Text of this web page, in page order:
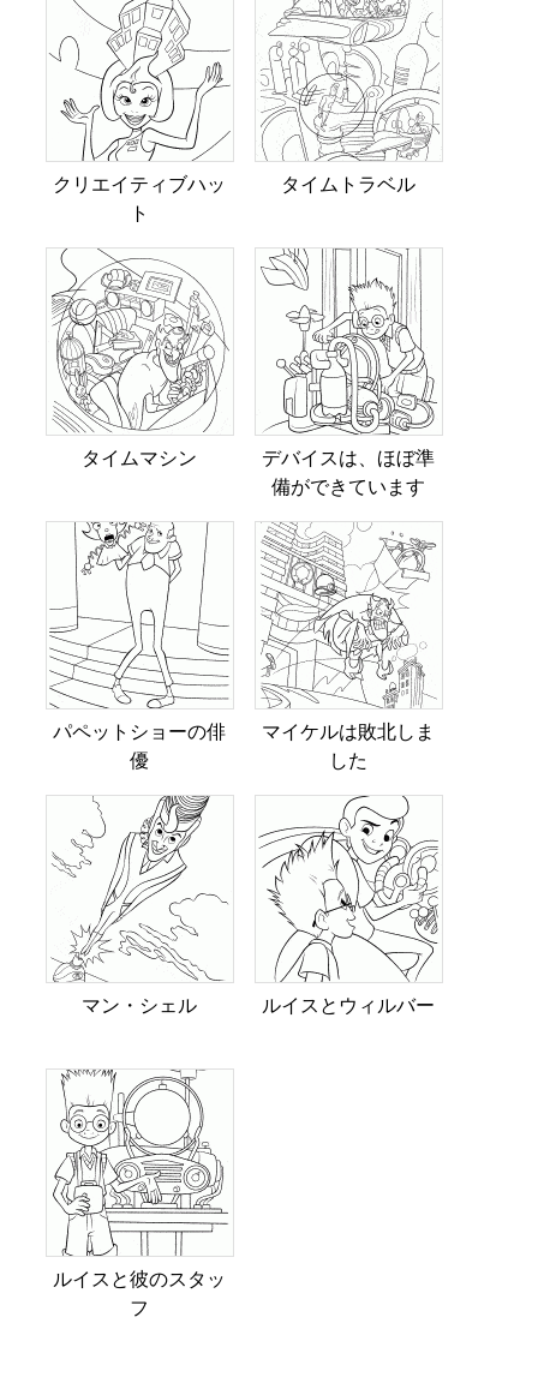
クリエイティブハッ
ト
タイムトラベル
タイムマシン
デバイスは、ほぼ準
備ができています
パペットショーの俳
優
マイケルは敗北しま
した
マン・シェル ルイスとウィルバー
ルイスと彼のスタッ
フ